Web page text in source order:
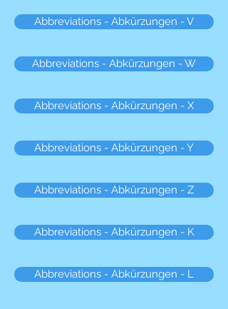
Abbreviations - Abkürzungen - V
Abbreviations - Abkürzungen - W
Abbreviations - Abkürzungen - X
Abbreviations - Abkürzungen - Y
Abbreviations - Abkürzungen - Z
Abbreviations - Abkürzungen - K
Abbreviations - Abkürzungen - L